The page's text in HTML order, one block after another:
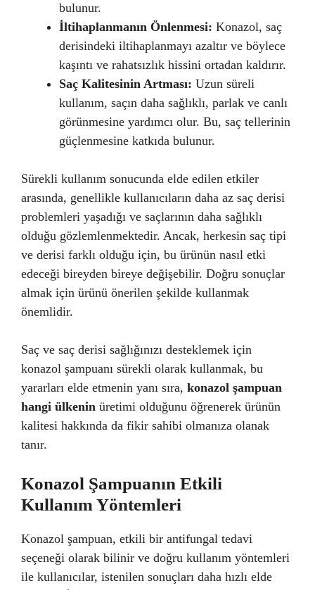
bulunur.
İltihaplanmanın Önlenmesi: Konazol, saç
derisindeki iltihaplanmayı azaltır ve böylece
kaşıntı ve rahatsızlık hissini ortadan kaldırır.
Saç Kalitesinin Artması: Uzun süreli
kullanım, saçın daha sağlıklı, parlak ve canlı
görünmesine yardımcı olur. Bu, saç tellerinin
güçlenmesine katkıda bulunur.
Sürekli kullanım sonucunda elde edilen etkiler
arasında, genellikle kullanıcıların daha az saç derisi
problemleri yaşadığı ve saçlarının daha sağlıklı
olduğu gözlemlenmektedir. Ancak, herkesin saç tipi
ve derisi farklı olduğu için, bu ürünün nasıl etki
edeceği bireyden bireye değişebilir. Doğru sonuçlar
almak için ürünü önerilen şekilde kullanmak
önemlidir.
Saç ve saç derisi sağlığınızı desteklemek için
konazol şampuanı sürekli olarak kullanmak, bu
yararları elde etmenin yanı sıra, konazol şampuan
hangi ülkenin üretimi olduğunu öğrenerek ürünün
kalitesi hakkında da fikir sahibi olmanıza olanak
tanır.
Konazol Şampuanın Etkili
Kullanım Yöntemleri
Konazol şampuan, etkili bir antifungal tedavi
seçeneği olarak bilinir ve doğru kullanım yöntemleri
ile kullanıcılar, istenilen sonuçları daha hızlı elde